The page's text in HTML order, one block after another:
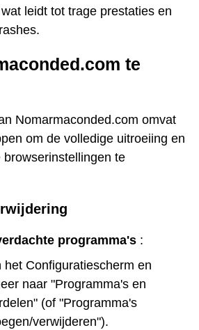
leidt tot trage prestaties en
te
Nomarmaconded.com omvat
om de volledige uitroeiing en
te
programma's :
het Configuratiescherm en
naar "Programma's en
(of "Programma's
verwijderen").